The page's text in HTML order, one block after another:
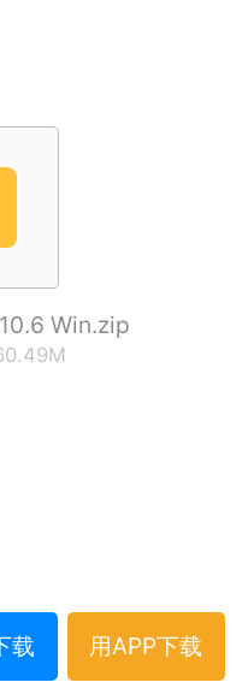
Win.zip
载 用APP下载